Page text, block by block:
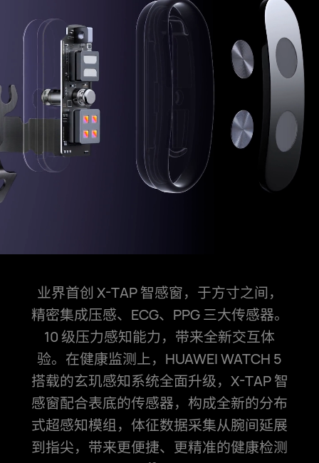
业界首创 X-TAP 智感窗，于方寸之间，
精密集成压感、ECG、PPG 三大传感器。
10 级压力感知能力，带来全新交互体
验。在健康监测上，HUAWEI WATCH 5
搭载的玄玑感知系统全面升级，X-TAP 智
感窗配合表底的传感器，构成全新的分布
式超感知模组，体征数据采集从腕间延展
到指尖，带来更便⁠捷、更精准的健康检⁠测